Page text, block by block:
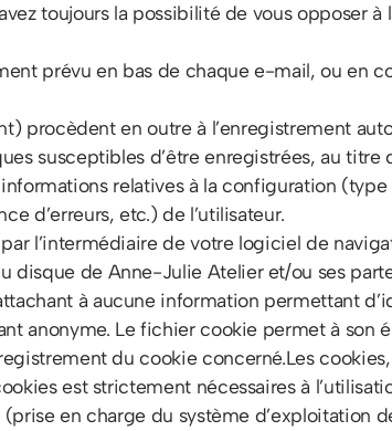
toujours la possibilité de vous opposer
prévu en bas de chaque e-mail, ou en
procèdent en outre à l’enregistrement
susceptibles d’être enregistrées, au titre
relatives à la configuration
d’erreurs, etc.) de l’utilisateur.
l’intermédiaire de votre logiciel de
disque de Anne-Julie Atelier et/ou ses
à aucune information permettant
anonyme. Le fichier cookie permet à son
du cookie concerné.Les
est strictement nécessaires à
en charge du système d’exploitation